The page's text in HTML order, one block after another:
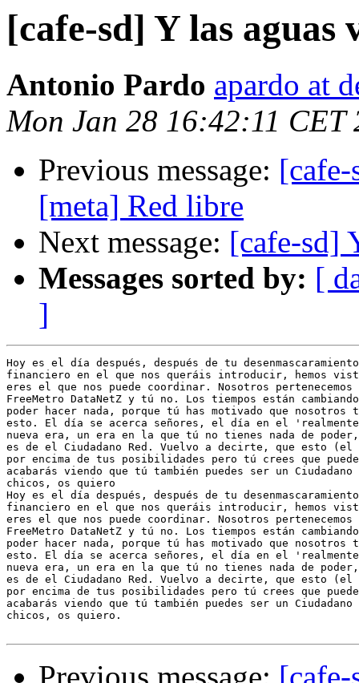
[cafe-sd] Y las aguas
Antonio Pardo apardo at
Mon Jan 28 16:42:11 CET
Previous message:
[meta] Red libre
Next message: [cafe-sd]
Messages sorted by: [
]
Hoy es el día después, después de tu
financiero en el que nos queráis introducir, hemos
eres el que nos puede coordinar. Nosotros
FreeMetro DataNetZ y tú no. Los tiempos están
poder hacer nada, porque tú has motivado que nosotros
esto. El día se acerca señores, el día en el
nueva era, un era en la que tú no tienes nada de
es de el Ciudadano Red. Vuelvo a decirte, que esto (el
por encima de tus posibilidades pero tú crees que
acabarás viendo que tú también puedes ser un Ciudadano
chicos, os quiero
Hoy es el día después, después de tu
financiero en el que nos queráis introducir, hemos
eres el que nos puede coordinar. Nosotros
FreeMetro DataNetZ y tú no. Los tiempos están
poder hacer nada, porque tú has motivado que nosotros
esto. El día se acerca señores, el día en el
nueva era, un era en la que tú no tienes nada de
es de el Ciudadano Red. Vuelvo a decirte, que esto (el
por encima de tus posibilidades pero tú crees que
acabarás viendo que tú también puedes ser un Ciudadano
chicos, os quiero.